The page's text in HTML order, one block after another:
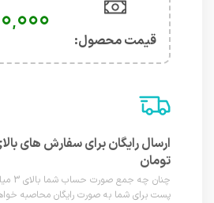
قیمت محصول:​
تومان
چنان
پست برای شما به صورت رایگان محاصبه